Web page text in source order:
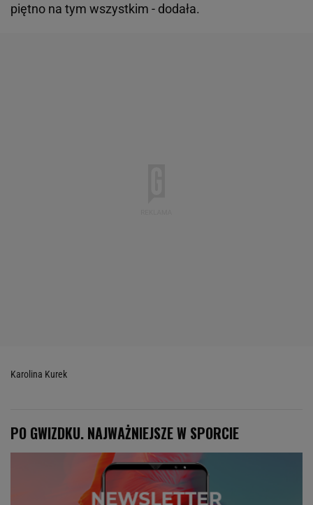
piętno na tym wszystkim - dodała.
Karolina Kurek